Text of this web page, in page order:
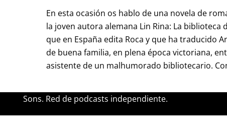
En esta ocasión os hablo de una novela de
la joven autora alemana Lin Rina: La biblioteca
que en España edita Roca y que ha traducido
de buena familia, en plena época victoriana,
asistente de un malhumorado bibliotecario.
Sons. Red de podcasts independiente.